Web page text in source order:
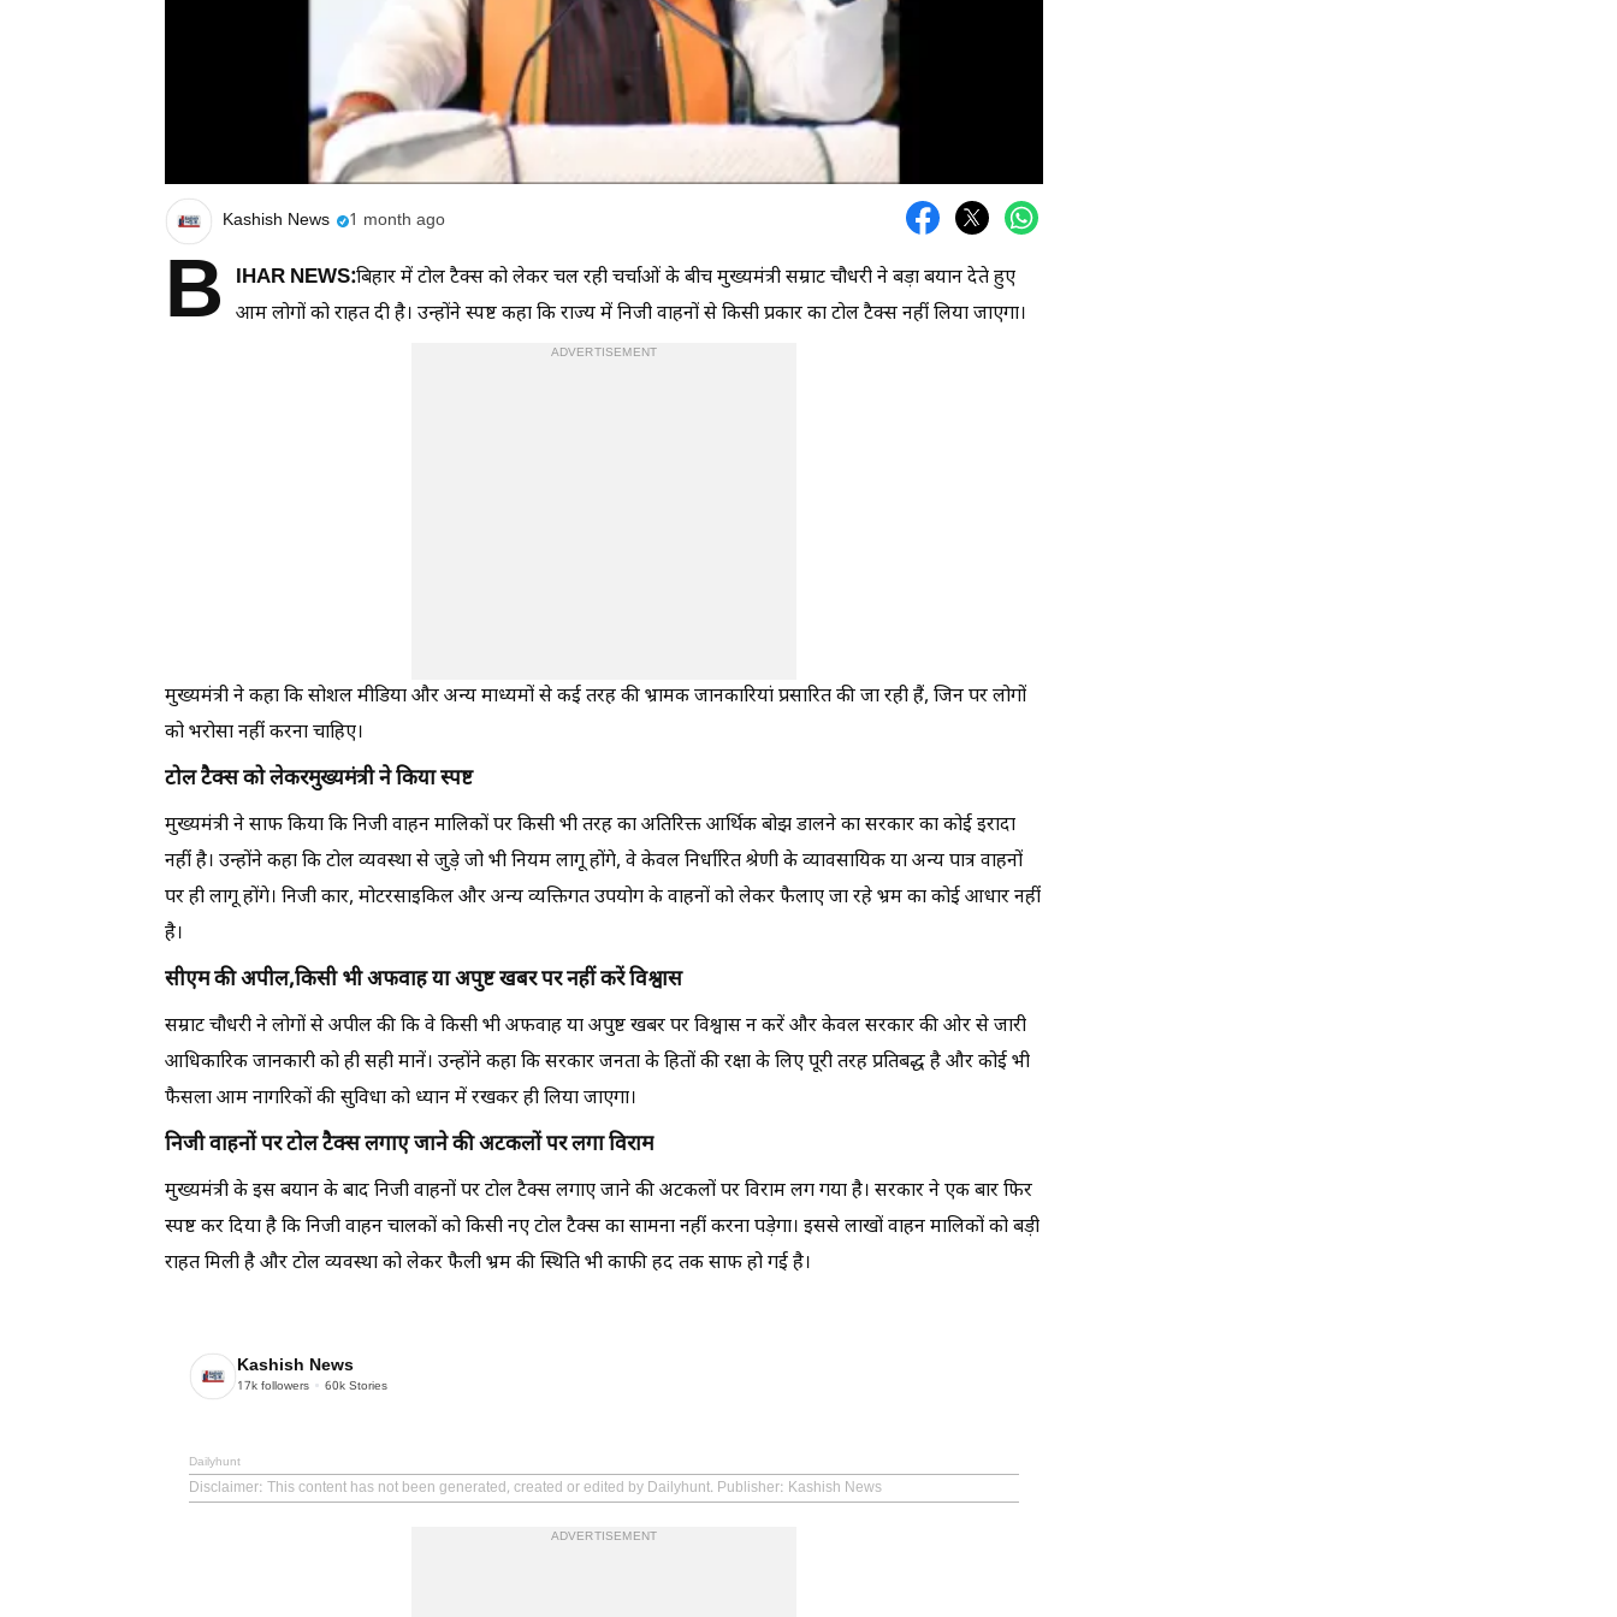
Kashish News 1 month ago
B IHAR NEWS:बिहार में टोल टैक्स को लेकर चल रही चर्चाओं के बीच मुख्यमंत्री सम्राट चौधरी ने बड़ा बयान देते हुए
आम लोगों को राहत दी है। उन्होंने स्पष्ट कहा कि राज्य में निजी वाहनों से किसी प्रकार का टोल टैक्स नहीं लिया जाएगा।
ADVERTISEMENT
मुख्यमंत्री ने कहा कि सोशल मीडिया और अन्य माध्यमों से कई तरह की भ्रामक जानकारियां प्रसारित की जा रही हैं, जिन पर लोगों
को भरोसा नहीं करना चाहिए।
टोल टैक्स को लेकरमुख्यमंत्री ने किया स्पष्ट
मुख्यमंत्री ने साफ किया कि निजी वाहन मालिकों पर किसी भी तरह का अतिरिक्त आर्थिक बोझ डालने का सरकार का कोई इरादा
नहीं है। उन्होंने कहा कि टोल व्यवस्था से जुड़े जो भी नियम लागू होंगे, वे केवल निर्धारित श्रेणी के व्यावसायिक या अन्य पात्र वाहनों
पर ही लागू होंगे। निजी कार, मोटरसाइकिल और अन्य व्यक्तिगत उपयोग के वाहनों को लेकर फैलाए जा रहे भ्रम का कोई आधार नहीं
है।
सीएम की अपील,किसी भी अफवाह या अपुष्ट खबर पर नहीं करें विश्वास
सम्राट चौधरी ने लोगों से अपील की कि वे किसी भी अफवाह या अपुष्ट खबर पर विश्वास न करें और केवल सरकार की ओर से जारी
आधिकारिक जानकारी को ही सही मानें। उन्होंने कहा कि सरकार जनता के हितों की रक्षा के लिए पूरी तरह प्रतिबद्ध है और कोई भी
फैसला आम नागरिकों की सुविधा को ध्यान में रखकर ही लिया जाएगा।
निजी वाहनों पर टोल टैक्स लगाए जाने की अटकलों पर लगा विराम
मुख्यमंत्री के इस बयान के बाद निजी वाहनों पर टोल टैक्स लगाए जाने की अटकलों पर विराम लग गया है। सरकार ने एक बार फिर
स्पष्ट कर दिया है कि निजी वाहन चालकों को किसी नए टोल टैक्स का सामना नहीं करना पड़ेगा। इससे लाखों वाहन मालिकों को बड़ी
राहत मिली है और टोल व्यवस्था को लेकर फैली भ्रम की स्थिति भी काफी हद तक साफ हो गई है।
Kashish News
17k followers 60k Stories
Dailyhunt
Disclaimer: This content has not been generated, created or edited by Dailyhunt. Publisher: Kashish News
ADVERTISEMENT